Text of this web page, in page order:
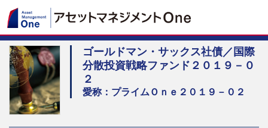
ゴールドマン・サックス社債／国際
分散投資戦略ファンド２０１９－０
２
愛称：プライムＯｎｅ２０１９－０２